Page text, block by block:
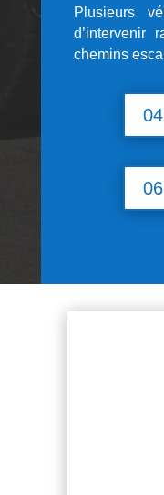
Plusieurs
d’intervenir
chemins